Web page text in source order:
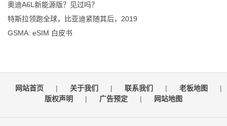
奥迪A6L新能源版？见过吗？
特斯拉领跑全球，比亚迪紧随其后，2019
GSMA: eSIM 白皮书
网站首页 | 关于我们 | 联系我们 | 老板地图
|
版权声明
| 广告预定 | 网站地图